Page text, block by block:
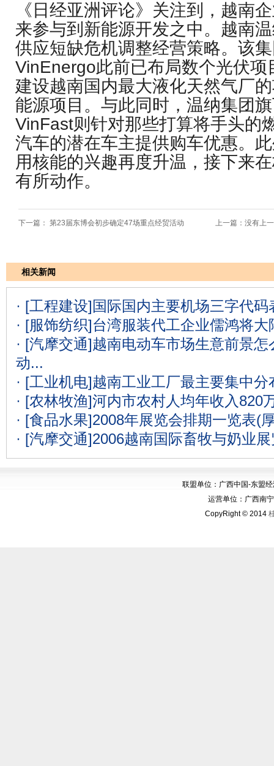
《日经亚洲评论》关注到，越南
来参与到新能源开发之中。越南
供应短缺危机调整经营策略。该
VinEnergo此前已布局数个光伏项
建设越南国内最大液化天然气厂
能源项目。与此同时，温纳集团
VinFast则针对那些打算将手头的
汽车的潜在车主提供购车优惠。
用核能的兴趣再度升温，接下来
有所动作。
下一篇： 第23届东博会初步确定47场重点经贸活动 上一篇：没有上一
相关新闻
· [工程建设]国际国内主要机场三字代码
· [服饰纺织]台湾服装代工企业儒鸿将
· [汽摩交通]越南电动车市场生意前景怎
动...
· [工业机电]越南工业工厂最主要集中分
· [农林牧渔]河内市农村人均年收入820
· [食品水果]2008年展览会排期一览表(
· [汽摩交通]2006越南国际畜牧与奶业
联盟单位：广西中国-东盟
运营单位：广西南
CopyRight © 2014